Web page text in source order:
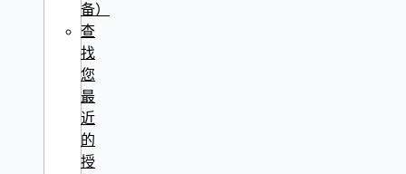
备）
查
找
您
最
近
的
授